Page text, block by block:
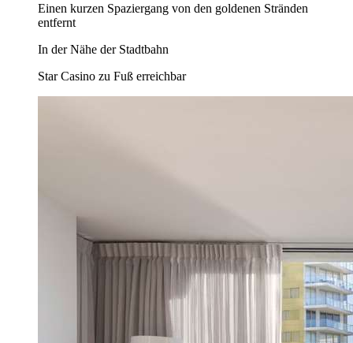
Einen kurzen Spaziergang von den goldenen Stränden
entfernt
In der Nähe der Stadtbahn
Star Casino zu Fuß erreichbar